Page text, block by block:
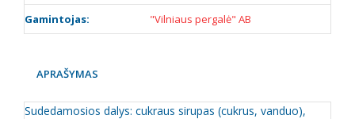
Gamintojas: "Vilniaus pergalė" AB
APRAŠYMAS
Sudedamosios dalys: cukraus sirupas (cukrus, vanduo),